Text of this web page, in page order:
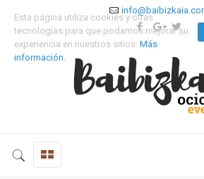
Esta página utiliza cookies y otras
tecnologías para que podamos mejorar su
experiencia en nuestros sitios: Más
información.